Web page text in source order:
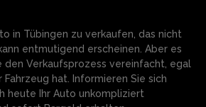
in Tübingen zu verkaufen, das nicht
entmutigend erscheinen. Aber es
den Verkaufsprozess vereinfacht, egal
hat. Informieren Sie sich
heute Ihr Auto unkompliziert